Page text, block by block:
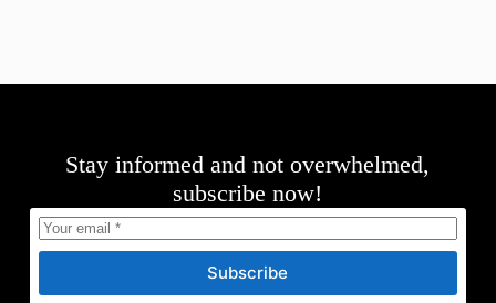
Stay informed and not overwhelmed,
subscribe now!
Subscribe